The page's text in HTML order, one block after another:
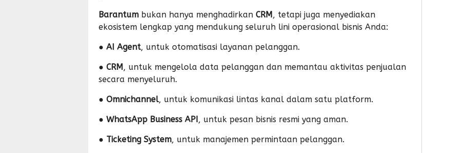
Barantum bukan hanya menghadirkan CRM, tetapi juga menyediakan
ekosistem lengkap yang mendukung seluruh lini operasional bisnis Anda:
● AI Agent, untuk otomatisasi layanan pelanggan.
● CRM, untuk mengelola data pelanggan dan memantau aktivitas penjualan
secara menyeluruh.
● Omnichannel, untuk komunikasi lintas kanal dalam satu platform.
● WhatsApp Business API, untuk pesan bisnis resmi yang aman.
● Ticketing System, untuk manajemen permintaan pelanggan.